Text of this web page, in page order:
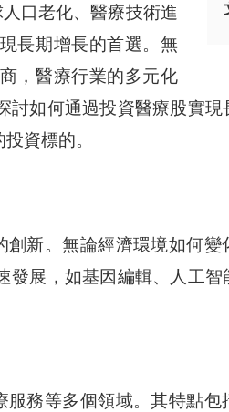
口老化、醫療技術進
長期增長的首選。無
，醫療行業的多元化
討如何通過投資醫療股實現
資標的。
新。無論經濟環境如何變
發展，如基因編輯、人工智
務等多個領域。其特點包